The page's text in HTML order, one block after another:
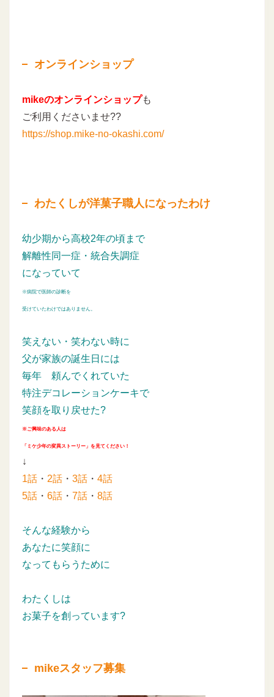
オンラインショップ
mikeのオンラインショップも
ご利用くださいませ??
https://shop.mike-no-okashi.com/
わたくしが洋菓子職人になったわけ
幼少期から高校2年の頃まで
解離性同一症・統合失調症
になっていて
※病院で医師の診断を
受けていたわけではありません。
笑えない・笑わない時に
父が家族の誕生日には
毎年 頼んでくれていた
特注デコレーションケーキで
笑顔を取り戻せた?
※ご興味のある人は
「ミケ少年の変異ストーリー」を見てください！
↓
1話 ・ 2話 ・ 3話 ・ 4話
5話 ・ 6話 ・ 7話 ・ 8話
そんな経験から
あなたに笑顔に
なってもらうために
わたくしは
お菓子を創っています?
mikeスタッフ募集